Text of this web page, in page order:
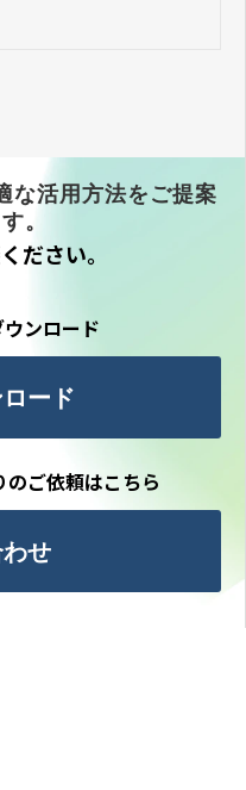
な活用方法をご提案
。
ださい。
ード
ンロード
せ
ご依頼はこちら